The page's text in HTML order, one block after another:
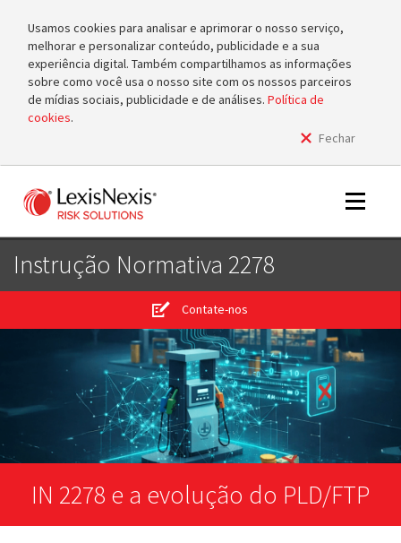
Usamos cookies para analisar e aprimorar o nosso serviço,
melhorar e personalizar conteúdo, publicidade e a sua
experiência digital. Também compartilhamos as informações
sobre como você usa o nosso site com os nossos parceiros
de mídias sociais, publicidade e de análises. Política de
cookies.
Fechar
Toggle
Instrução Normativa 2278
Contate-nos
IN 2278 e a evolução do PLD/FTP